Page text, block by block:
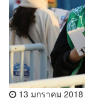
13 มกราคม 2018